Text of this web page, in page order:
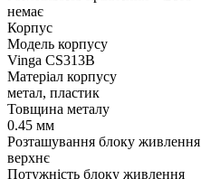
немає
Корпус
Модель корпусу
Vinga CS313B
Матеріал корпусу
метал, пластик
Товщина металу
0.45 мм
Розташування блоку живлення
верхнє
Потужність блоку живлення